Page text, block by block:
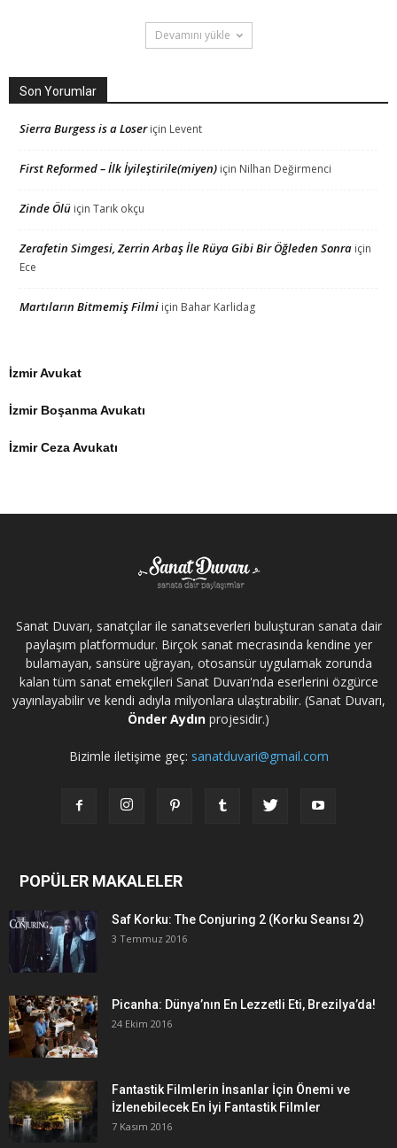
Devamını yükle
Son Yorumlar
Sierra Burgess is a Loseriçin Levent
First Reformed – İlk İyileştirile(miyen) için Nilhan Değirmenci
Zinde Ölü için Tarık okçu
Zerafetin Simgesi, Zerrin Arbaş İle Rüya Gibi Bir Öğleden Sonra için
Ece
Martıların Bitmemiş Filmi için Bahar Karlidag
İzmir Avukat
İzmir Boşanma Avukatı
İzmir Ceza Avukatı
Sanat Duvarı, sanatçılar ile sanatseverleri buluşturan sanata dair
paylaşım platformudur. Birçok sanat mecrasında kendine yer
bulamayan, sansüre uğrayan, otosansür uygulamak zorunda
kalan tüm sanat emekçileri Sanat Duvarı'nda eserlerini özgürce
yayınlayabilir ve kendi adıyla milyonlara ulaştırabilir. (Sanat Duvarı,
Önder Aydın projesidir.)
Bizimle iletişime geç: sanatduvari@gmail.com
POPÜLER MAKALELER
Saf Korku: The Conjuring 2 (Korku Seansı 2)
3 Temmuz 2016
Picanha: Dünya’nın En Lezzetli Eti, Brezilya’da!
24 Ekim 2016
Fantastik Filmlerin İnsanlar İçin Önemi ve
İzlenebilecek En İyi Fantastik Filmler
7 Kasım 2016